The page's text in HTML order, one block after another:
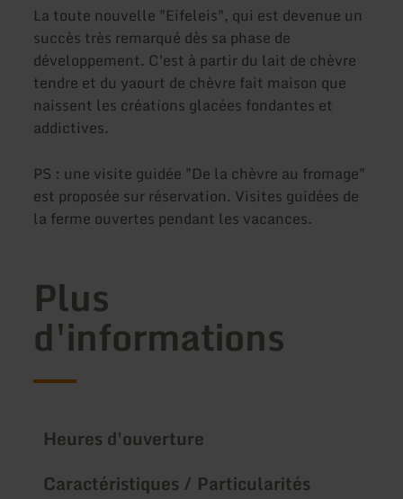
La toute nouvelle "Eifeleis", qui est devenue un
succès très remarqué dès sa phase de
développement. C'est à partir du lait de chèvre
tendre et du yaourt de chèvre fait maison que
naissent les créations glacées fondantes et
addictives.
PS : une visite guidée "De la chèvre au fromage"
est proposée sur réservation. Visites guidées de
la ferme ouvertes pendant les vacances.
Plus
d'informations
Heures d'ouverture
Caractéristiques / Particularités